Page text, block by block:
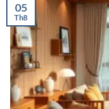
05
Th8